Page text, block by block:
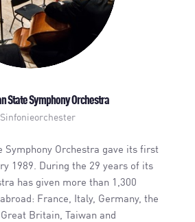
State Symphony Orchestra
Sinfonieorchester
Symphony Orchestra gave its first
1989. During the 29 years of its
has given more than 1,300
France, Italy, Germany, the
Britain, Taiwan and